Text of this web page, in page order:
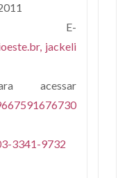
, jackeli
acessar
3341-9732